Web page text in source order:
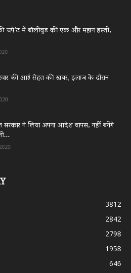
चपे’ट में बॉलीवुड की एक और महान हस्ती,
की आई सेहत की खबर, इलाज के दौरान
सरकार ने लिया अपना आदेश वापस, नहीं बनेंगे
3812
2842
2798
1958
646